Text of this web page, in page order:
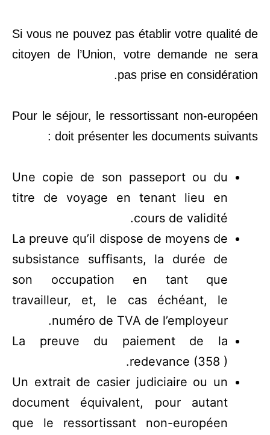
Si vous ne pouvez pas établir votre qualité de
citoyen de l’Union, votre demande ne sera
pas prise en considération.
Pour le séjour, le ressortissant non-européen
doit présenter les documents suivants :
Une copie de son passeport ou du
titre de voyage en tenant lieu en
cours de validité.
La preuve qu’il dispose de moyens de
subsistance suffisants, la durée de
son occupation en tant que
travailleur, et, le cas échéant, le
numéro de TVA de l’employeur.
La preuve du paiement de la
redevance (358 ).
Un extrait de casier judiciaire ou un
document équivalent, pour autant
que le ressortissant non-européen